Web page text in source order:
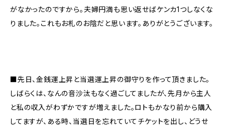
がなかったのですから。夫婦円満も思い返せばケンカ1つしなくな
りました。これもお札のお陰だと思います。ありがとうございます。
■先日、金銭運上昇と当選運上昇の御守りを作って頂きました。
しばらくは、なんの音沙汰もなく過ごしてましたが、先月から主人
と私の収入がわずかですが増えました。ロトもかなり前から購入
してますが、ある時、当選日を忘れていてチケットを出し、どうせ